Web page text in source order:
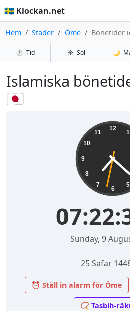
🇸🇪 Klockan.net
Hem Städer Ōme Bönetider
⏱️ Tid ☀️ Sol 🌙
Islamiska
🇯🇵
12
1
5
6
7
8
9
10
11
Sunday, 9
25 Safar
⏰ Ställ in alarm för Ōme
📿 Tasbih-